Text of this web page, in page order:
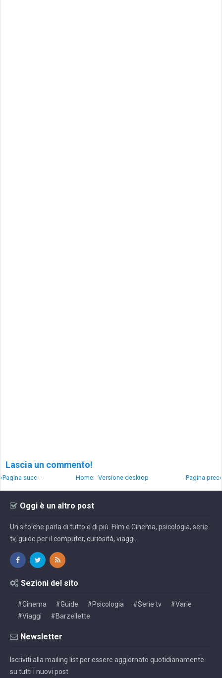
Lascia un commento!
‹Pagina succ - - Pagina prec›
Home - Versione desktop
Oggi è un altro post
Un sito che parla di tutto e di più. Film e Cinema, psicologia, serie
tv, guide per il computer, curiosità, viaggi.
Sezioni del sito
#Cinema #Guide #Psicologia #Serie tv
#Varie
#Viaggi
#Barzellette
Newsletter
Iscriviti alla mailing list per essere aggiornato quotidianamente
su tutti i nuovi post